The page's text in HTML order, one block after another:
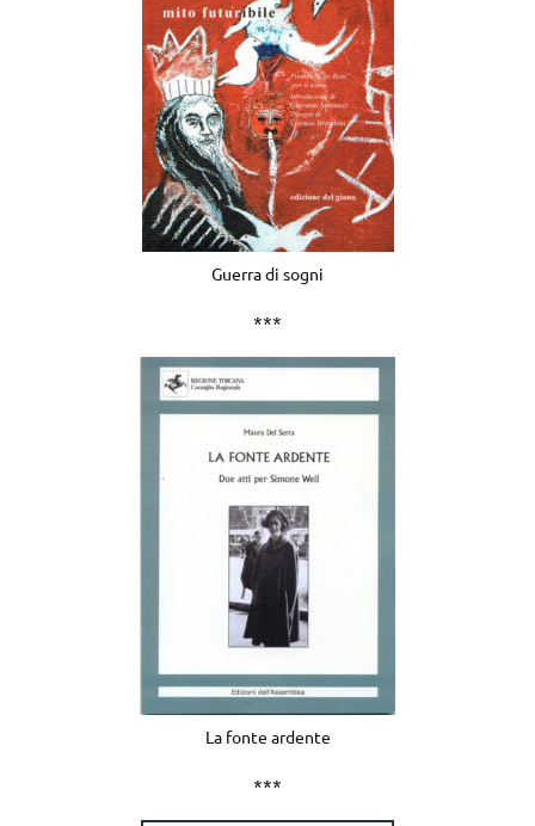
Guerra di sogni
***
La fonte ardente
***